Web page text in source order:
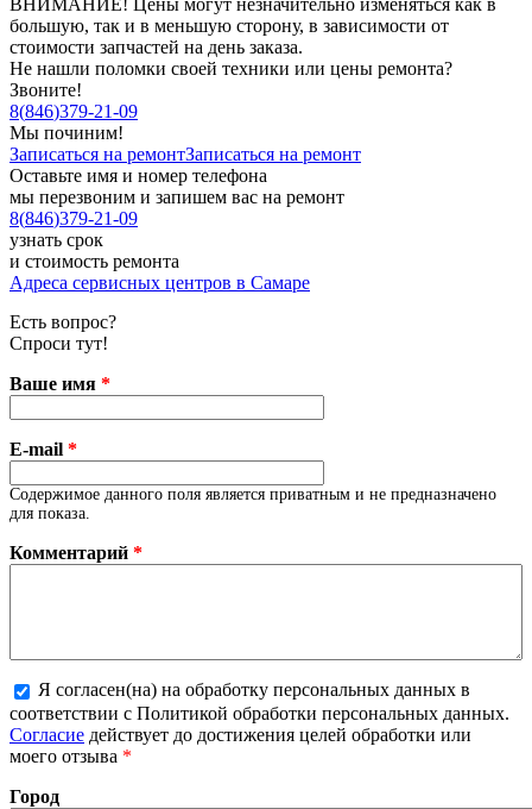
ВНИМАНИЕ! Цены могут незначительно изменяться как в
большую, так и в меньшую сторону, в зависимости от
стоимости запчастей на день заказа.
Не нашли поломки своей техники или цены ремонта?
Звоните!
8(846)379-21-09
Мы починим!
Записаться на ремонтЗаписаться на ремонт
Оставьте имя и номер телефона
мы перезвоним и запишем вас на ремонт
8(846)379-21-09
узнать срок
и стоимость ремонта
Адреса сервисных центров в Самаре
Есть вопрос?
Спроси тут!
Ваше имя *
E-mail *
Содержимое данного поля является приватным и не предназначено
для показа.
Комментарий *
Более подробная информация о текстовых форматах
Я согласен(на) на обработку персональных данных в
соответствии с Политикой обработки персональных данных.
Согласие действует до достижения целей обработки или
моего отзыва *
Город